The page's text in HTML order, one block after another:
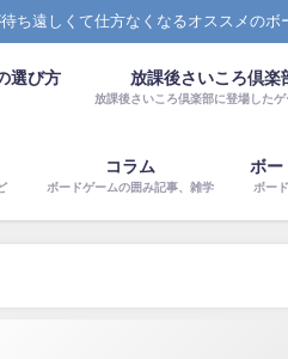
ち遠しくて仕方なくなるオススメのボ
選び方 放課後さいころ倶楽
放課後さいころ倶楽部に登場したゲ
コラム
ボードゲームの囲み記事、雑学
ボー
ボー